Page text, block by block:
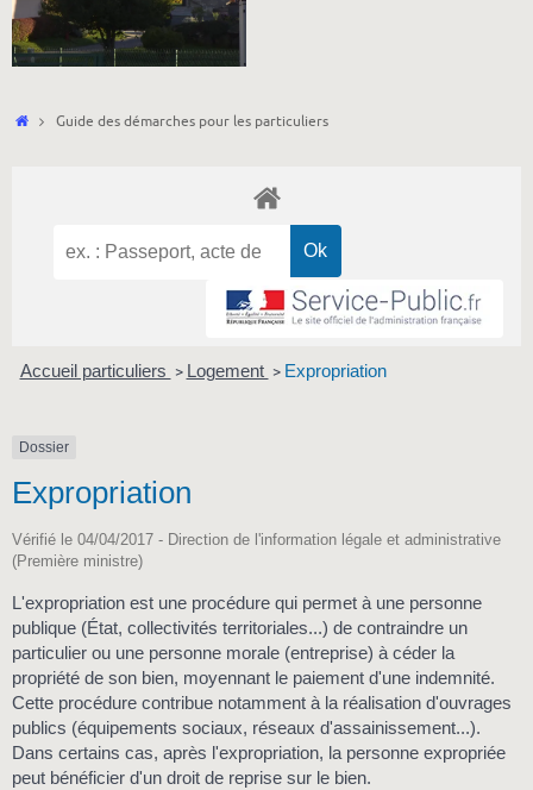
Accueil
Guide des démarches pour les particuliers
Accueil particuliers > Logement > Expropriation
Dossier
Expropriation
Vérifié le 04/04/2017 - Direction de l'information légale et administrative
(Première ministre)
L'expropriation est une procédure qui permet à une personne
publique (État, collectivités territoriales...) de contraindre un
particulier ou une personne morale (entreprise) à céder la
propriété de son bien, moyennant le paiement d'une indemnité.
Cette procédure contribue notamment à la réalisation d'ouvrages
publics (équipements sociaux, réseaux d'assainissement...).
Dans certains cas, après l'expropriation, la personne expropriée
peut bénéficier d'un droit de reprise sur le bien.